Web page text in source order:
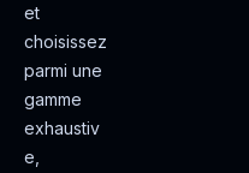
et
choisissez
parmi une
gamme
exhaustiv
e,